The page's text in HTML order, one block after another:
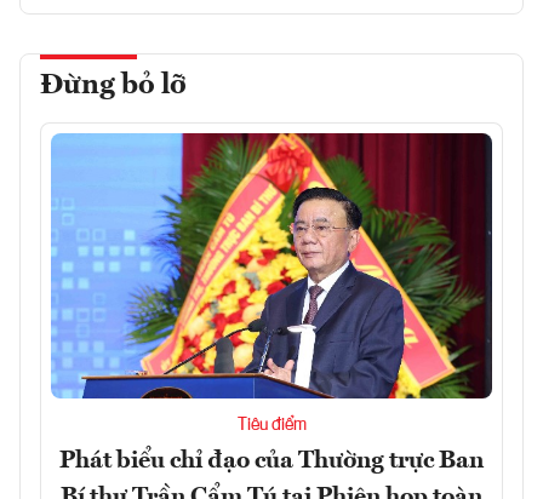
Đừng bỏ lỡ
Tiêu điểm
Phát biểu chỉ đạo của Thường trực Ban